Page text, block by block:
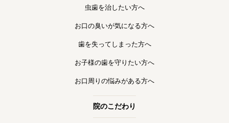
虫歯を治したい方へ
お口の臭いが気になる方へ
歯を失ってしまった方へ
お子様の歯を守りたい方へ
お口周りの悩みがある方へ
院のこだわり